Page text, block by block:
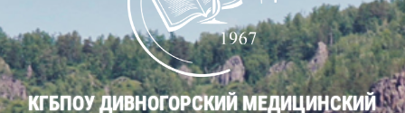
КГБПОУ ДИВНОГОРСКИЙ МЕДИЦИНСКИЙ